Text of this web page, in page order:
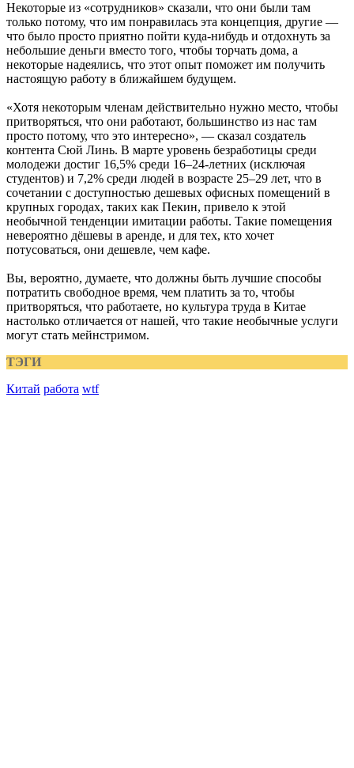
Некоторые из «сотрудников» сказали, что они были там
только потому, что им понравилась эта концепция, другие —
что было просто приятно пойти куда-нибудь и отдохнуть за
небольшие деньги вместо того, чтобы торчать дома, а
некоторые надеялись, что этот опыт поможет им получить
настоящую работу в ближайшем будущем.
«Хотя некоторым членам действительно нужно место, чтобы
притворяться, что они работают, большинство из нас там
просто потому, что это интересно», — сказал создатель
контента Сюй Линь. В марте уровень безработицы среди
молодежи достиг 16,5% среди 16–24-летних (исключая
студентов) и 7,2% среди людей в возрасте 25–29 лет, что в
сочетании с доступностью дешевых офисных помещений в
крупных городах, таких как Пекин, привело к этой
необычной тенденции имитации работы. Такие помещения
невероятно дёшевы в аренде, и для тех, кто хочет
потусоваться, они дешевле, чем кафе.
Вы, вероятно, думаете, что должны быть лучшие способы
потратить свободное время, чем платить за то, чтобы
притворяться, что работаете, но культура труда в Китае
настолько отличается от нашей, что такие необычные услуги
могут стать мейнстримом.
ТЭГИ
Китай работа wtf